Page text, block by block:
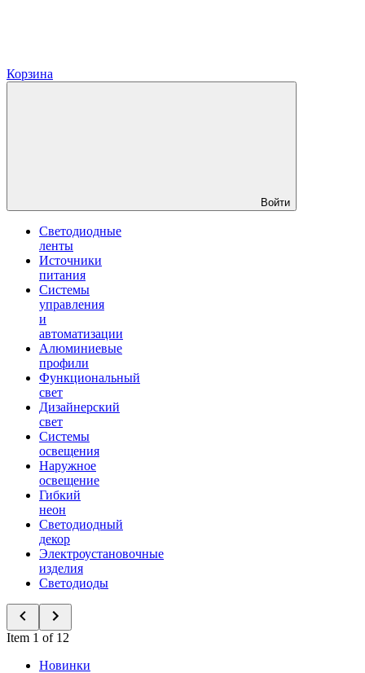
Корзина
Войти
Светодиодные
ленты
Источники
питания
Системы
управления
и
автоматизации
Алюминиевые
профили
Функциональный
свет
Дизайнерский
свет
Системы
освещения
Наружное
освещение
Гибкий
неон
Светодиодный
декор
Электроустановочные
изделия
Светодиоды
Item 1 of 12
Новинки